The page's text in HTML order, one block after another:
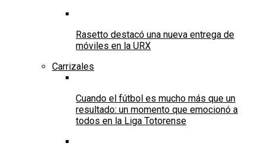
Rasetto destacó una nueva entrega de
móviles en la URX
Carrizales
Cuando el fútbol es mucho más que un
resultado: un momento que emocionó a
todos en la Liga Totorense